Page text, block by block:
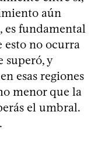
aún
es fundamental
esto no ocurra
superó, y
esas regiones
menor que la
el umbral.